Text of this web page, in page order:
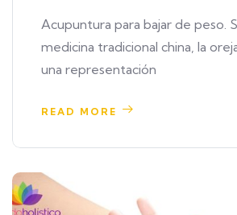
Acupuntura para bajar de peso.
medicina tradicional china, la
una representación
READ MORE